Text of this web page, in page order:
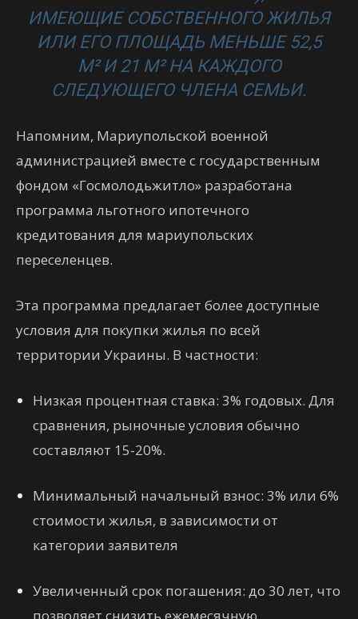
ИМЕЮЩИЕ СОБСТВЕННОГО ЖИЛЬЯ
ИЛИ ЕГО ПЛОЩАДЬ МЕНЬШЕ 52,5
М² И 21 М² НА КАЖДОГО
СЛЕДУЮЩЕГО ЧЛЕНА СЕМЬИ.
Напомним, Мариупольской военной
администрацией вместе с государственным
фондом «Госмолодьжитло» разработана
программа льготного ипотечного
кредитования для мариупольских
переселенцев.
Эта программа предлагает более доступные
условия для покупки жилья по всей
территории Украины. В частности:
Низкая процентная ставка: 3% годовых. Для
сравнения, рыночные условия обычно
составляют 15-20%.
Минимальный начальный взнос: 3% или 6%
стоимости жилья, в зависимости от
категории заявителя
Увеличенный срок погашения: до 30 лет, что